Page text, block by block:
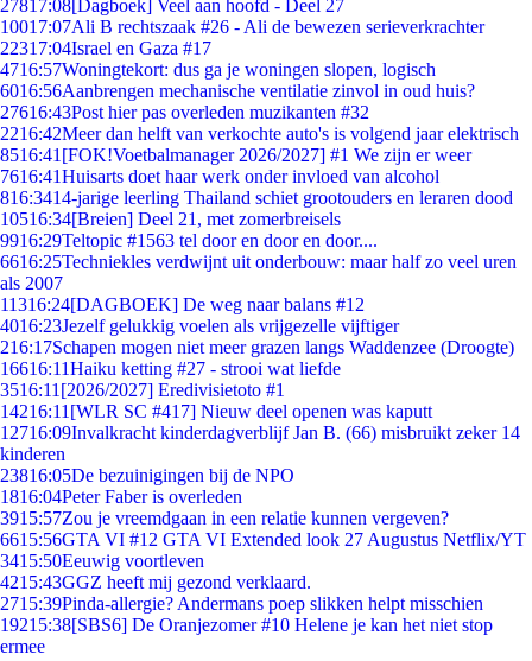
27817:08[Dagboek] Veel aan hoofd - Deel 27
10017:07Ali B rechtszaak #26 - Ali de bewezen serieverkrachter
22317:04Israel en Gaza #17
4716:57Woningtekort: dus ga je woningen slopen, logisch
6016:56Aanbrengen mechanische ventilatie zinvol in oud huis?
27616:43Post hier pas overleden muzikanten #32
2216:42Meer dan helft van verkochte auto's is volgend jaar elektrisch
8516:41 [FOK!Voetbalmanager 2026/2027] #1 We zijn er weer
7616:41Huisarts doet haar werk onder invloed van alcohol
816:3414-jarige leerling Thailand schiet grootouders en leraren dood
10516:34[Breien] Deel 21, met zomerbreisels
9916:29Teltopic #1563 tel door en door en door....
6616:25Techniekles verdwijnt uit onderbouw: maar half zo veel uren
als 2007
11316:24[DAGBOEK] De weg naar balans #12
4016:23Jezelf gelukkig voelen als vrijgezelle vijftiger
216:17Schapen mogen niet meer grazen langs Waddenzee (Droogte)
16616:11Haiku ketting #27 - strooi wat liefde
3516:11 [2026/2027] Eredivisietoto #1
14216:11 [WLR SC #417] Nieuw deel openen was kaputt
12716:09Invalkracht kinderdagverblijf Jan B. (66) misbruikt zeker 14
kinderen
23816:05De bezuinigingen bij de NPO
1816:04Peter Faber is overleden
3915:57Zou je vreemdgaan in een relatie kunnen vergeven?
6615:56GTA VI #12 GTA VI Extended look 27 Augustus Netflix/YT
3415:50Eeuwig voortleven
4215:43GGZ heeft mij gezond verklaard.
2715:39Pinda-allergie? Andermans poep slikken helpt misschien
19215:38[SBS6] De Oranjezomer #10 Helene je kan het niet stop
ermee